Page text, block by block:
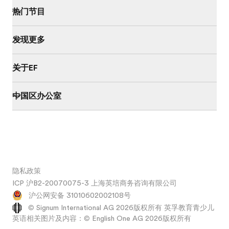
热门节目
发现更多
关于EF
中国区办公室
隐私政策
ICP 沪B2-20070075-3 上海英培商务咨询有限公司
沪公网安备 31010602002108号
© Signum International AG 2026版权所有 英孚教育青少儿
英语相关图片及内容：© English One AG 2026版权所有